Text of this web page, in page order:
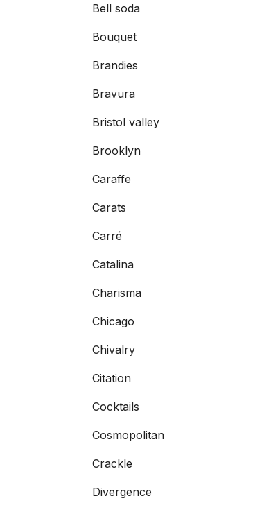
Bell soda
Bouquet
Brandies
Bravura
Bristol valley
Brooklyn
Caraffe
Carats
Carré
Catalina
Charisma
Chicago
Chivalry
Citation
Cocktails
Cosmopolitan
Crackle
Divergence